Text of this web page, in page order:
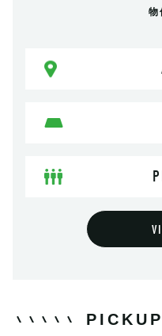
物